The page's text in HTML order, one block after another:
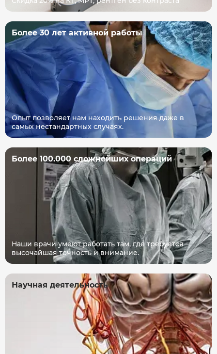
Более 30 лет активной работы
Опыт позволяет нам находить решения даже в
самых нестандартных случаях.
Более 100.000 сложнейших операций
Наши врачи умеют работать там, где требуется
высочайшая точность и внимание.
Научная деятельность